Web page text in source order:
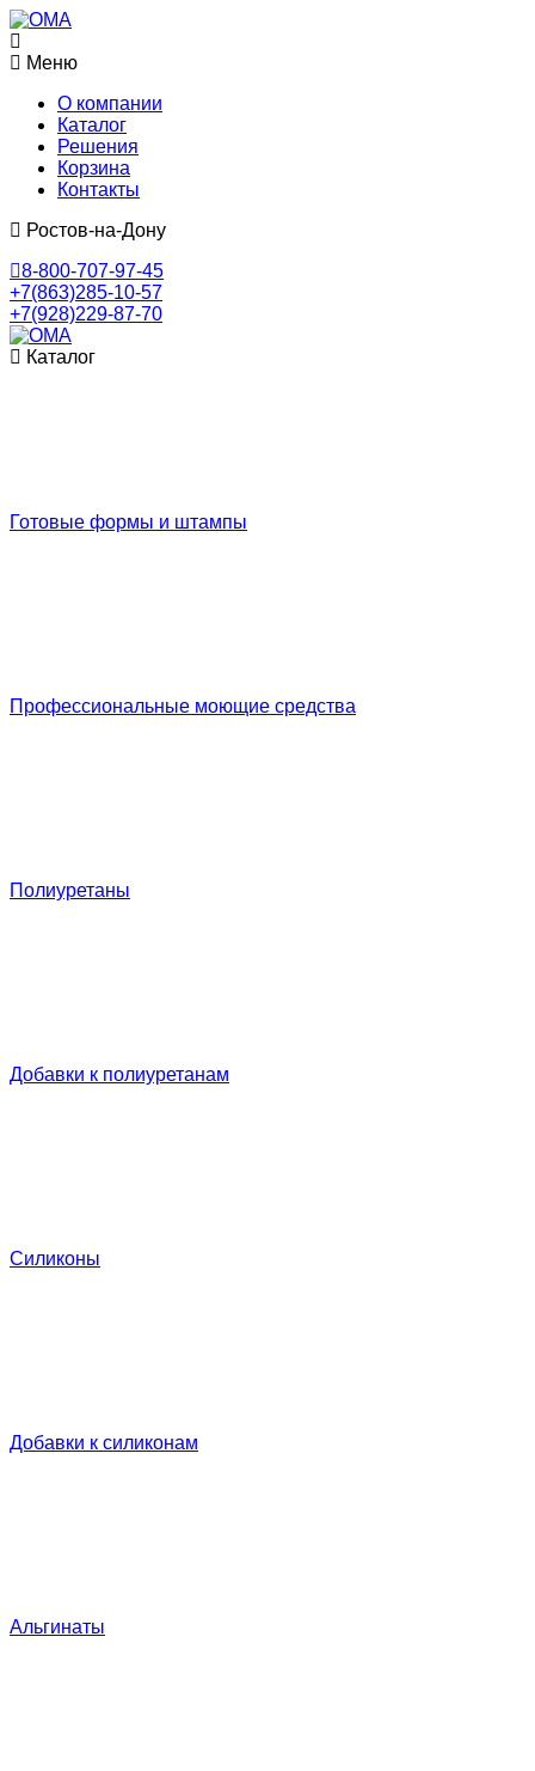
Меню
О компании
Каталог
Решения
Корзина
Контакты
Ростов-на-Дону
8-800-707-97-45
+7(863)285-10-57
+7(928)229-87-70
Каталог
Готовые формы и штампы
Профессиональные моющие средства
Полиуретаны
Добавки к полиуретанам
Силиконы
Добавки к силиконам
Альгинаты